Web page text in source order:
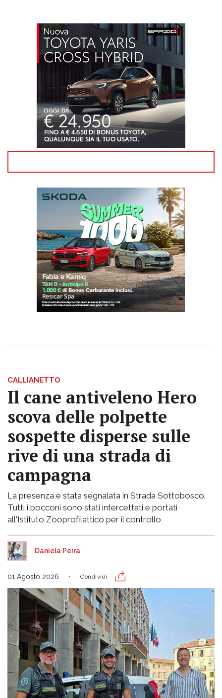
CALLIANETTO
Il cane antiveleno Hero
scova delle polpette
sospette disperse sulle
rive di una strada di
campagna
La presenza è stata segnalata in Strada Sottobosco.
Tutti i bocconi sono stati intercettati e portati
all'Istituto Zooprofilattico per il controllo
Daniela Peira
01 Agosto 2026 Condividi